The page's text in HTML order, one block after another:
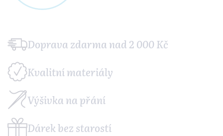
Doprava zdarmanad 2 000 Kč
Kvalitnímateriály
Výšivkana přání
Dárekbez starostí